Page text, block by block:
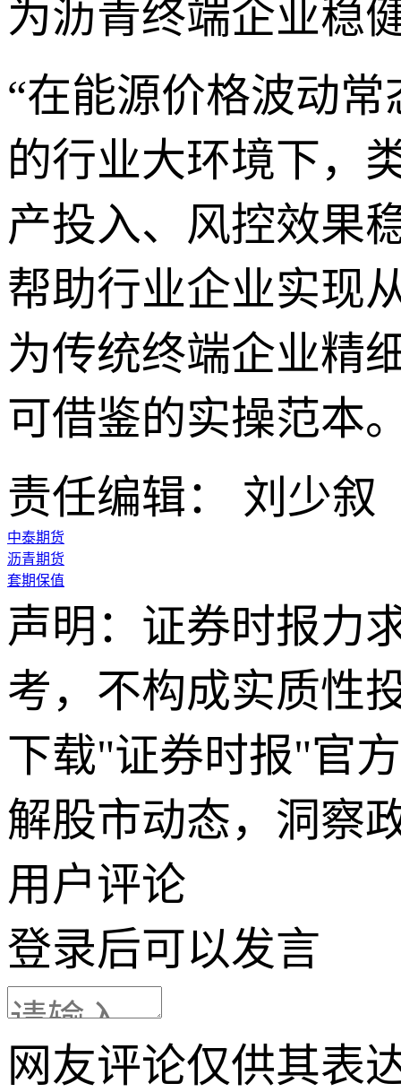
为沥青终端企业稳
“在能源价格波动
的行业大环境下，
产投入、风控效果
帮助行业企业实现
为传统终端企业精
可借鉴的实操范本
责任编辑： 刘少叙
中泰期货
沥青期货
套期保值
声明：证券时报力
考，不构成实质性
下载"证券时报"官
解股市动态，洞察
用户评论
登录后可以发言
网友评论仅供其表